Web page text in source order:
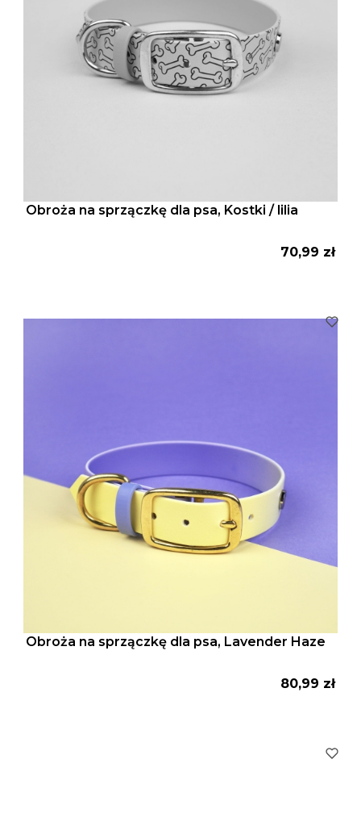
Obroża na sprzączkę dla psa, Kostki / lilia
Cena
70,99 zł
Obroża na sprzączkę dla psa, Lavender Haze
Cena
80,99 zł